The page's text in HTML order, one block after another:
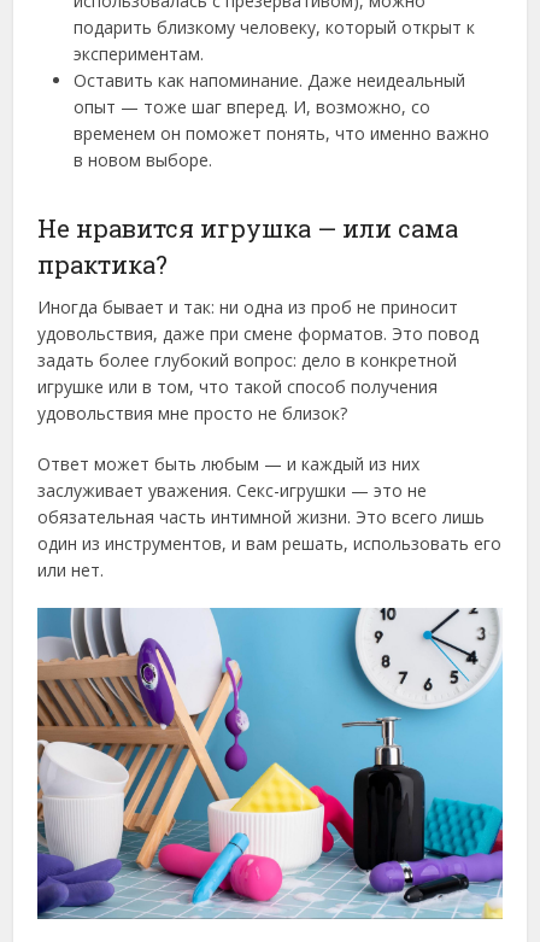
подарить близкому человеку, который открыт к
экспериментам.
Оставить как напоминание. Даже неидеальный
опыт — тоже шаг вперед. И, возможно, со
временем он поможет понять, что именно важно
в новом выборе.
Не нравится игрушка — или сама
практика?
Иногда бывает и так: ни одна из проб не приносит
удовольствия, даже при смене форматов. Это повод
задать более глубокий вопрос: дело в конкретной
игрушке или в том, что такой способ получения
удовольствия мне просто не близок?
Ответ может быть любым — и каждый из них
заслуживает уважения. Секс-игрушки — это не
обязательная часть интимной жизни. Это всего лишь
один из инструментов, и вам решать, использовать его
или нет.